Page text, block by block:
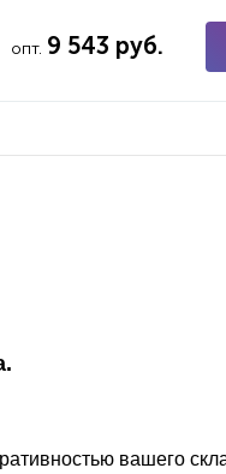
опт. 9 543 руб.
вашего